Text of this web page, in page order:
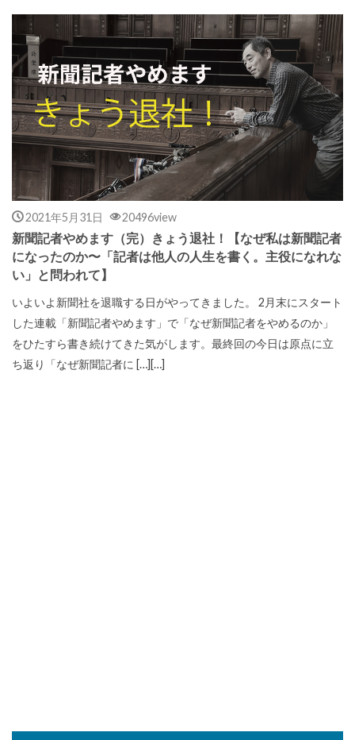
2021年5月31日 20496view
新聞記者やめます（完）きょう退社！【なぜ私は新聞記者
になったのか〜「記者は他人の人生を書く。主役になれな
い」と問われて】
いよいよ新聞社を退職する日がやってきました。 2月末にスタート
した連載「新聞記者やめます」で「なぜ新聞記者をやめるのか」
をひたすら書き続けてきた気がします。最終回の今日は原点に立
ち返り「なぜ新聞記者に […][…]